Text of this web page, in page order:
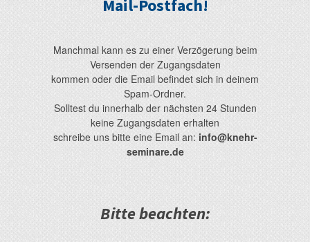
Mail-Postfach!
Manchmal kann es zu einer Verzögerung beim
Versenden der Zugangsdaten
kommen oder die Email befindet sich in deinem
Spam-Ordner.
Solltest du innerhalb der nächsten 24 Stunden
keine Zugangsdaten erhalten
schreibe uns bitte eine Email an: info@knehr-
seminare.de
Bitte beachten: